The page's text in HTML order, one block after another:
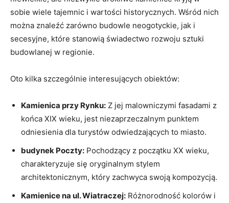
sobie wiele tajemnic i wartości‌ historycznych. Wśród nich
można znaleźć zarówno budowle neogotyckie, jak​ i
secesyjne, które stanowią ⁣świadectwo rozwoju sztuki
budowlanej w regionie.
Oto ‍kilka szczególnie interesujących obiektów:
Kamienica⁤ przy Rynku: Z jej malowniczymi‍ fasadami ⁤z
końca XIX⁢ wieku, jest niezaprzeczalnym ⁣punktem⁤
odniesienia dla turystów odwiedzających to ⁣miasto.
budynek Poczty: Pochodzący z ​początku XX wieku,
charakteryzuje się oryginalnym stylem
architektonicznym, który ⁣zachwyca swoją kompozycją.
Kamienice na ul. Wiatraczej: ‌Różnorodność kolorów i